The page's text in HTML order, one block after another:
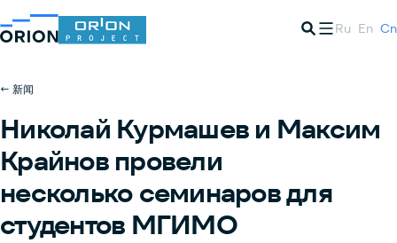
Ru En Cn
← 新闻
Николай Курмашев и Максим
Крайнов провели
несколько семинаров для
студентов МГИМО